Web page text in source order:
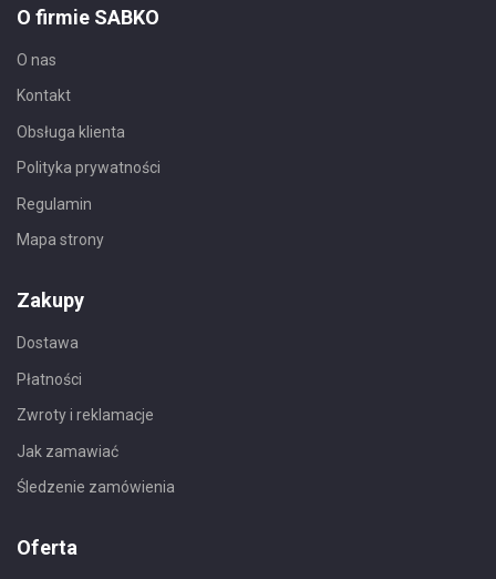
O firmie SABKO
O nas
Kontakt
Obsługa klienta
Polityka prywatności
Regulamin
Mapa strony
Zakupy
Dostawa
Płatności
Zwroty i reklamacje
Jak zamawiać
Śledzenie zamówienia
Oferta